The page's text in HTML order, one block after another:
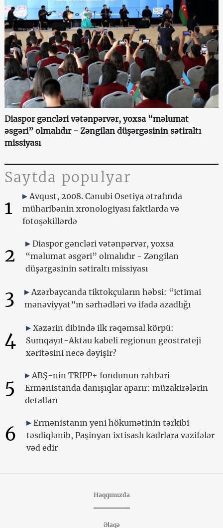
Diaspor gəncləri vətənpərvər, yoxsa “məlumat
əsgəri” olmalıdır - Zəngilan düşərgəsinin sətiraltı
missiyası
Saytda populyar
1
Avqust, 2008. Cənubi Osetiya ətrafında
müharibənin xronologiyası faktlarda və
fotoşəkillərdə
2
Diaspor gəncləri vətənpərvər, yoxsa
“məlumat əsgəri” olmalıdır - Zəngilan
düşərgəsinin sətiraltı missiyası
3
Azərbaycanda tiktokçuların həbsi: “ictimai
mənəviyyat”ın sərhədləri və ifadə azadlığı
4
Xəzərin dibində ilk rəqəmsal körpü:
Sumqayıt-Aktau kabeli regionun geostrateji
xəritəsini necə dəyişir?
5
ABŞ-nin TRIPP+ fondunun rəhbəri
Ermənistanda danışıqlar aparır: müzakirələrin
detalları
6
Ermənistanın yeni hökumətinin tərkibi
təsdiqlənib, Paşinyan ixtisaslı kadrlara vəzifələr
vəd edir
Haqqımızda
Əlaqə